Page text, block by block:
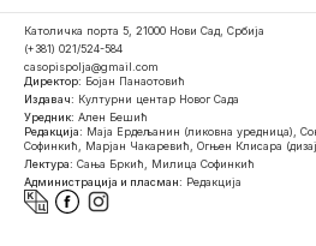
Католичка порта 5, 21000 Нови Сад, Србија
(+381) 021/524-584
casopispolja@gmail.com
Директор: Бојан Панаотовић
Издавач: Културни центар Новог Сада
Уредник: Ален Бешић
Редакција: Маја Ердељанин (ликовна уредница),
Софинкић, Марјан Чакаревић, Огњен Клисара
Лектура: Сања Бркић, Милица Софинкић
Администрација и пласман: Редакција